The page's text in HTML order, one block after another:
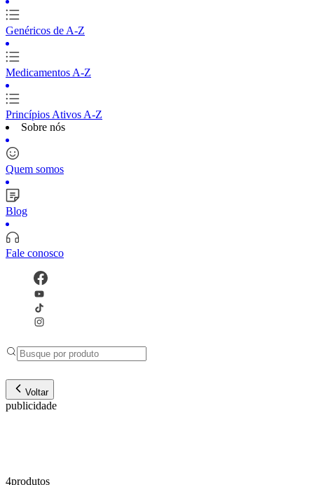
Genéricos de A-Z
Medicamentos A-Z
Princípios Ativos A-Z
Sobre nós
Quem somos
Blog
Fale conosco
Voltar
publicidade
4produtos